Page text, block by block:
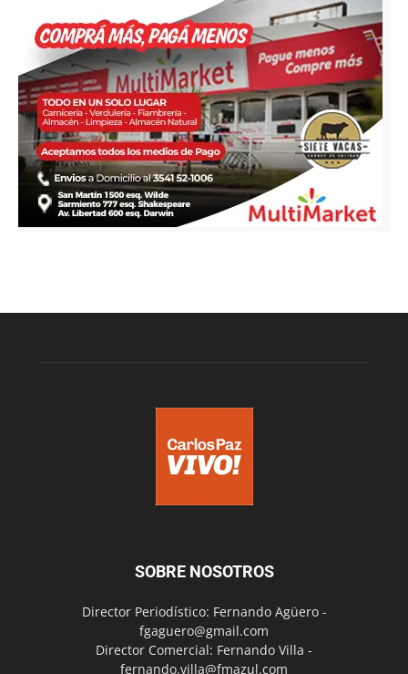
SOBRE NOSOTROS
Director Periodístico: Fernando Agüero -
fgaguero@gmail.com
Director Comercial: Fernando Villa -
fernando.villa@fmazul.com